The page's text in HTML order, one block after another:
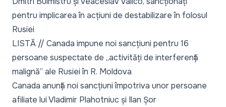
pentru implicarea în acțiuni de destabilizare în folosul
Rusiei
LISTĂ // Canada impune noi sancțiuni pentru 16
persoane suspectate de „activități de interferență
malignă” ale Rusiei în R. Moldova
Canada anunță noi sancțiuni împotriva unor persoane
afiliate lui Vladimir Plahotniuc și Ilan Șor